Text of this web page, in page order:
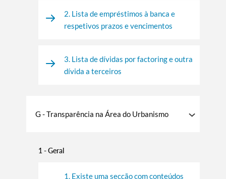
2. Lista de empréstimos à banca e
respetivos prazos e vencimentos
3. Lista de dívidas por factoring e outra
dívida a terceiros
G - Transparência na Área do Urbanismo
1 - Geral
1. Existe uma secção com conteúdos